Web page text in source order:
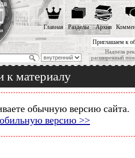
Приглашаем к
Надоела
расширенный
Главная Разделы Архив
к материалу
обычную версию сайта.
версию >>